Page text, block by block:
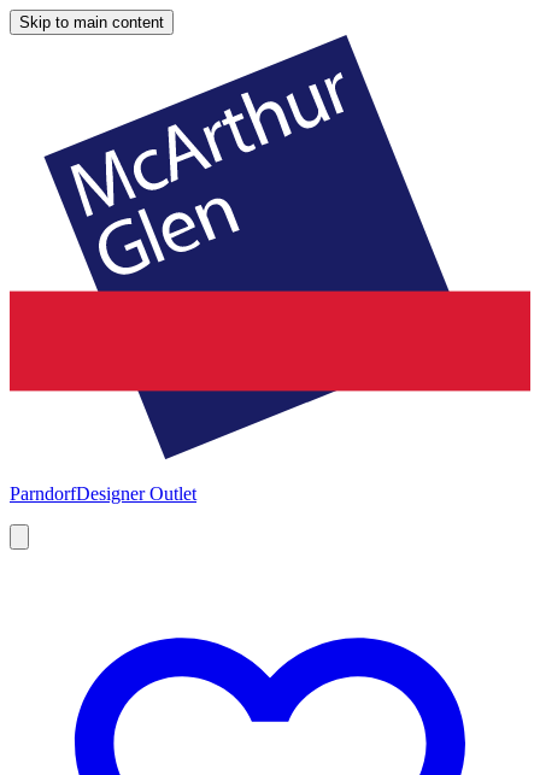
Skip to main content
ParndorfDesigner Outlet